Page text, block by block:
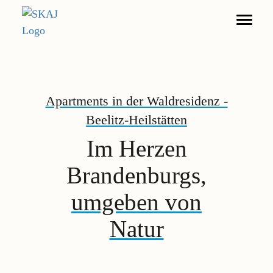
Wohnen
Möblierte Apartments
Gewerbe
DE EN
Impressum
Apartments in der Waldresidenz -
Beelitz-Heilstätten
Im Herzen
Brandenburgs,
umgeben von
Natur